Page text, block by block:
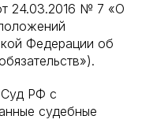
24.03.2016 № 7 «О
Федерации об
Суд РФ с
судебные